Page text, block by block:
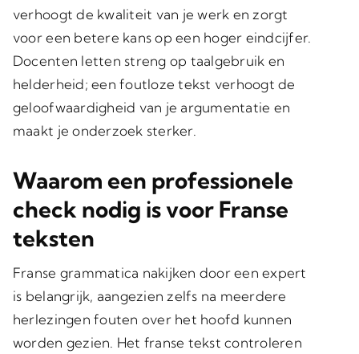
verhoogt de kwaliteit van je werk en zorgt
voor een betere kans op een hoger eindcijfer.
Docenten letten streng op taalgebruik en
helderheid; een foutloze tekst verhoogt de
geloofwaardigheid van je argumentatie en
maakt je onderzoek sterker.
Waarom een professionele
check nodig is voor Franse
teksten
Franse grammatica nakijken door een expert
is belangrijk, aangezien zelfs na meerdere
herlezingen fouten over het hoofd kunnen
worden gezien. Het franse tekst controleren